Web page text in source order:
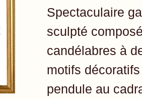
Spectaculaire
sculpté
candélabres à
motifs
pendule au